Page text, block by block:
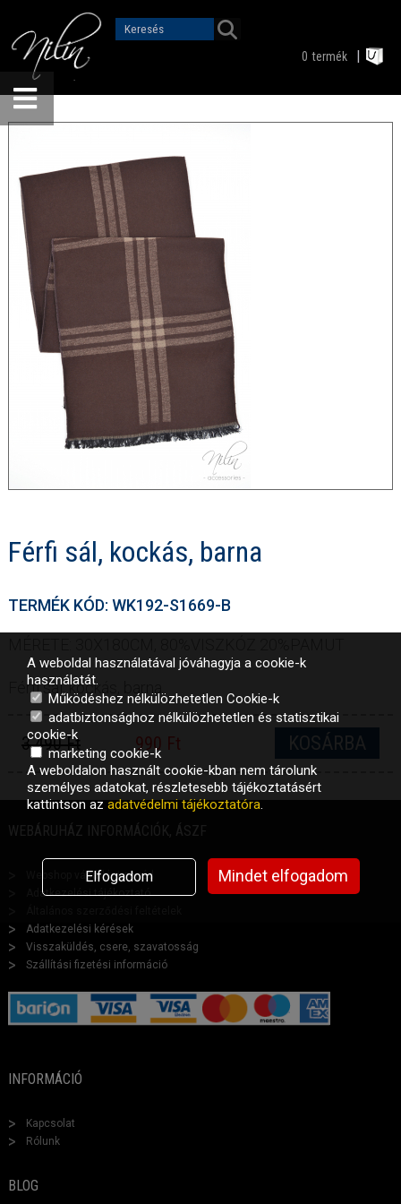
0 termék
Férfi sál, kockás, barna
TERMÉK KÓD: WK192-S1669-B
Férfi sál, kockás, barna
3 490 Ft 990 Ft KOSÁRBA
WEBÁRUHÁZ INFORMÁCIÓK, ÁSZF
Webshop vásárlási segéd
Adatkezelési tájékoztató
Adatkezelési kérések
Visszaküldés, csere, szavatosság
Szállítási fizetési információ
INFORMÁCIÓ
Kapcsolat
Rólunk
BLOG
A weboldal használatával jóváhagyja a cookie-k
használatát.
Működéshez nélkülözhetetlen Cookie-k
adatbiztonsághoz nélkülözhetetlen és statisztikai
cookie-k
marketing cookie-k
A weboldalon használt cookie-kban nem tárolunk
személyes adatokat, részletesebb tájékoztatásért
kattintson azadatvédelmi tájékoztatóra.
Elfogadom Mindet elfogadom